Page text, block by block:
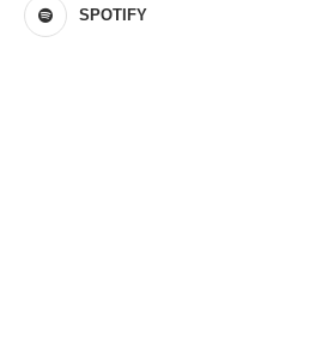
SPOTIFY